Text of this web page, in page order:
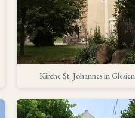
Kirche St. Johannes in Glesien